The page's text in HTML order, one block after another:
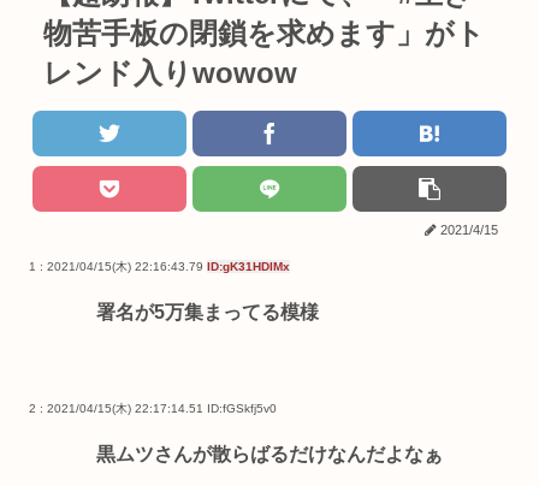
物苦手板の閉鎖を求めます」がト
レンド入りwowow
2021/4/15
1 : 2021/04/15(木) 22:16:43.79 ID:gK31HDIMx
署名が5万集まってる模様
2 : 2021/04/15(木) 22:17:14.51 ID:fGSkfj5v0
黒ムツさんが散らばるだけなんだよなぁ